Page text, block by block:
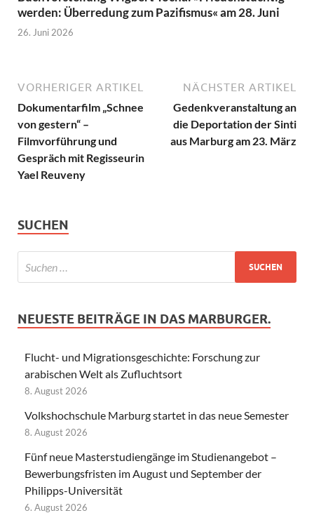
werden: Überredung zum Pazifismus« am 28. Juni
26. Juni 2026
VORHERIGER ARTIKEL
Dokumentarfilm „Schnee
von gestern“ –
Filmvorführung und
Gespräch mit Regisseurin
Yael Reuveny
NÄCHSTER ARTIKEL
Gedenkveranstaltung an
die Deportation der Sinti
aus Marburg am 23. März
SUCHEN
NEUESTE BEITRÄGE IN DAS MARBURGER.
Flucht- und Migrationsgeschichte: Forschung zur
arabischen Welt als Zufluchtsort
8. August 2026
Volkshochschule Marburg startet in das neue Semester
8. August 2026
Fünf neue Masterstudiengänge im Studienangebot –
Bewerbungsfristen im August und September der
Philipps-Universität
6. August 2026